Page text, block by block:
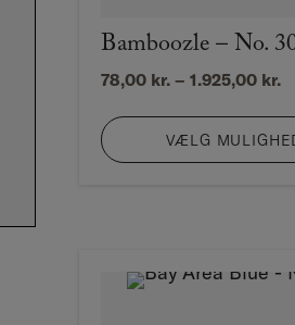
Bamboozle – No.
78,00 kr. – 1.925,00 kr.
VÆLG